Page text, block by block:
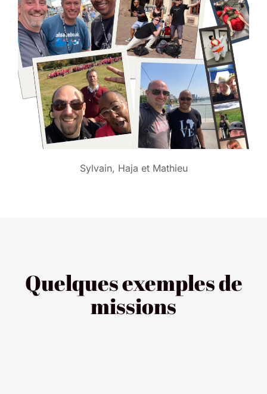
Sylvain, Haja et Mathieu
Quelques exemples de
missions